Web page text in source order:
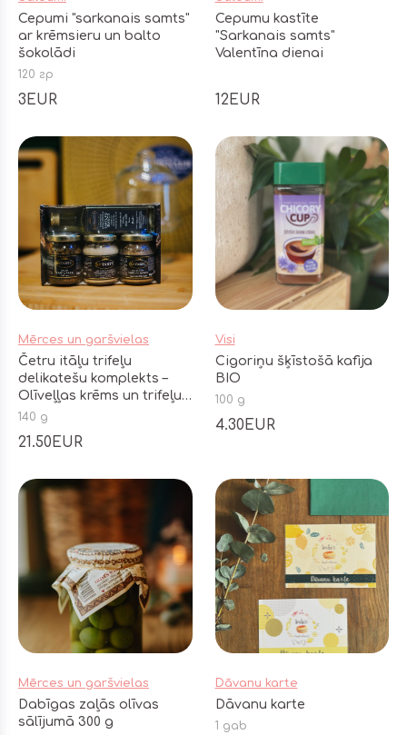
Cepumi "sarkanais samts"
ar krēmsieru un balto
šokolādi
120 гр
3EUR
Cepumu kastīte
"Sarkanais samts"
Valentīna dienai
12EUR
Mērces un garšvielas
Četru itāļu trifeļu
delikatešu komplekts –
Olīveļļas krēms un trifeļu
mērce
140 g
21.50EUR
Visi
Cigoriņu šķīstošā kafija
BIO
100 g
4.30EUR
Mērces un garšvielas
Dabīgas zaļās olīvas
sālījumā 300 g
Dāvanu karte
Dāvanu karte
1 gab